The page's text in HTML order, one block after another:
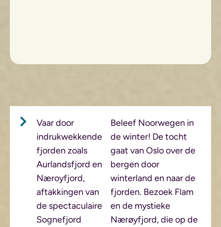
Vaar door
indrukwekkende
fjorden zoals
Aurlandsfjord en
Næroyfjord,
aftakkingen van
de spectaculaire
Sognefjord
Beleef Noorwegen in
de winter! De tocht
gaat van Oslo over de
bergen door
winterland en naar de
fjorden. Bezoek Flam
en de mystieke
Nærøyfjord, die op de